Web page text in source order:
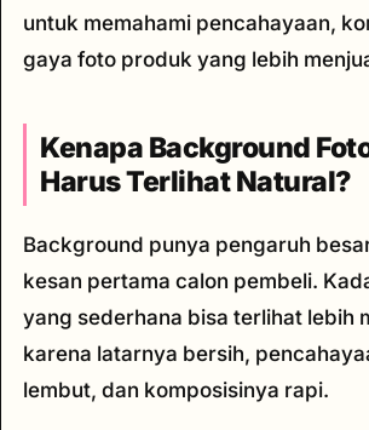
untuk memahami pencahayaan,
gaya foto produk yang lebih
Kenapa Background
Harus Terlihat Natural?
Background punya pengaruh
kesan pertama calon pembeli.
yang sederhana bisa terlihat lebih
karena latarnya bersih,
lembut, dan komposisinya rapi.